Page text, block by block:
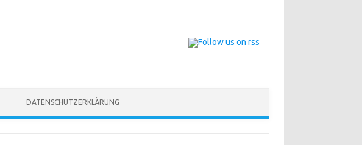
DATENSCHUTZERKLÄRUNG